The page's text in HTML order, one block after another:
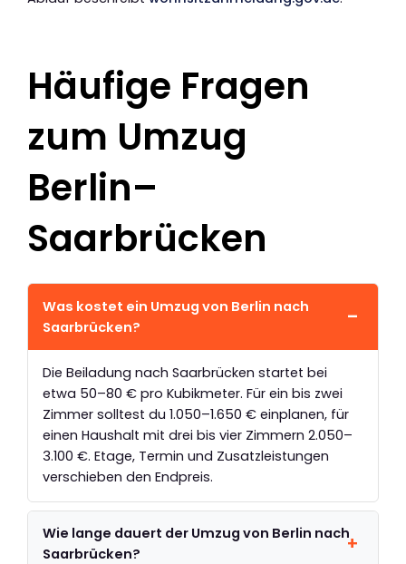
Häufige Fragen
zum Umzug
Berlin–
Saarbrücken
Was kostet ein Umzug von Berlin nach
Saarbrücken?
Die Beiladung nach Saarbrücken startet bei
etwa 50–80 € pro Kubikmeter. Für ein bis zwei
Zimmer solltest du 1.050–1.650 € einplanen, für
einen Haushalt mit drei bis vier Zimmern 2.050–
3.100 €. Etage, Termin und Zusatzleistungen
verschieben den Endpreis.
Wie lange dauert der Umzug von Berlin nach
Saarbrücken?